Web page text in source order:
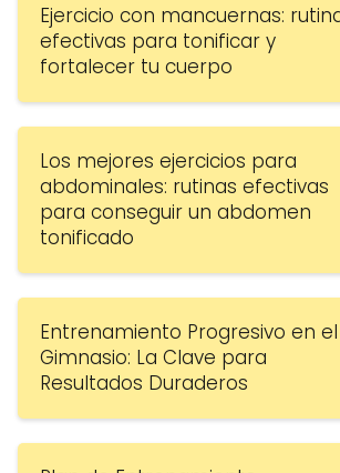
Ejercicio con mancuernas:
efectivas para tonificar y
fortalecer tu cuerpo
Los mejores ejercicios para
abdominales: rutinas efectivas
para conseguir un abdomen
tonificado
Entrenamiento Progresivo en el
Gimnasio: La Clave para
Resultados Duraderos